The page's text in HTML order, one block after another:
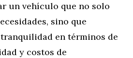
un vehículo que no solo
sino que
en términos de
y costos de